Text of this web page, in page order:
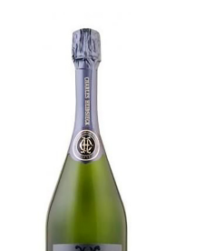
LA CAVE
LA CAVE
APERÇU DE NOTRE
LA TABLE